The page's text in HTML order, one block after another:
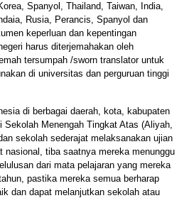
Spanyol, Thailand, Taiwan, India,
Rusia, Perancis, Spanyol dan
keperluan dan kepentingan
harus diterjemahakan oleh
tersumpah /sworn translator untuk
di universitas dan perguruan tinggi
di berbagai daerah, kota, kabupaten
Menengah Tingkat Atas (Aliyah,
sekolah sederajat melaksanakan ujian
nasional, tiba saatnya mereka menunggu
dari mata pelajaran yang mereka
pastika mereka semua berharap
dan dapat melanjutkan sekolah atau